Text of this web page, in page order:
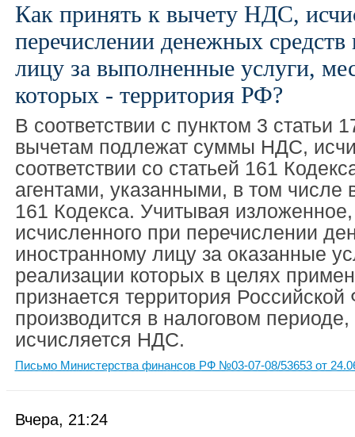
Как принять к вычету НДС,
перечислении денежных
лицу за выполненные услуги,
которых - территория РФ?
В соответствии с пунктом 3 статьи
вычетам подлежат суммы НДС,
соответствии со статьей 161
агентами, указанными, в том числе
161 Кодекса. Учитывая
исчисленного при перечислении
иностранному лицу за оказанные
реализации которых в целях
признается территория
производится в налоговом периоде,
исчисляется НДС.
Письмо Министерства финансов РФ №03-07-08/53653 от
Вчера, 21:24